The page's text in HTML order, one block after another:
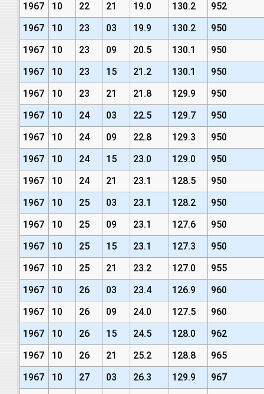
1967
10 22 21 19.0 130.2
952
1967
10 23 03 19.9 130.2
950
1967
10 23 09 20.5 130.1
950
1967
10 23 15 21.2 130.1
950
1967
10 23 21 21.8 129.9
950
1967
10 24 03 22.5 129.7
950
1967
10 24 09 22.8 129.3
950
1967
10 24 15 23.0 129.0
950
1967
10 24 21 23.1 128.5
950
1967
10 25 03 23.1 128.2
950
1967
10 25 09 23.1 127.6
950
1967
10 25 15 23.1 127.3
950
1967
10 25 21 23.2 127.0
955
1967
10 26 03 23.4 126.9
960
1967
10 26 09 24.0 127.5
960
1967
10 26 15 24.5 128.0
962
1967
10 26 21 25.2 128.8
965
1967
10 27 03 26.3 129.9
967